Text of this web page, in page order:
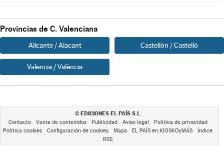
Provincias de C. Valenciana
Alicante / Alacant Castellón / Castelló
Valencia / València
© EDICIONES EL PAÍS S.L.
Contacto Venta de contenidos Publicidad Aviso legal
Política de privacidad
Política cookies
Configuración de cookies Mapa EL PAÍS en KIOSKOyMÁS
Índice
RSS